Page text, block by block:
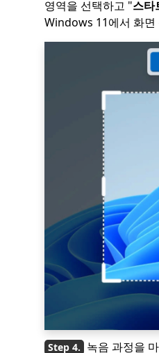
영역을 선택하고 "스타
Windows 11에서 화면
녹음 과정을